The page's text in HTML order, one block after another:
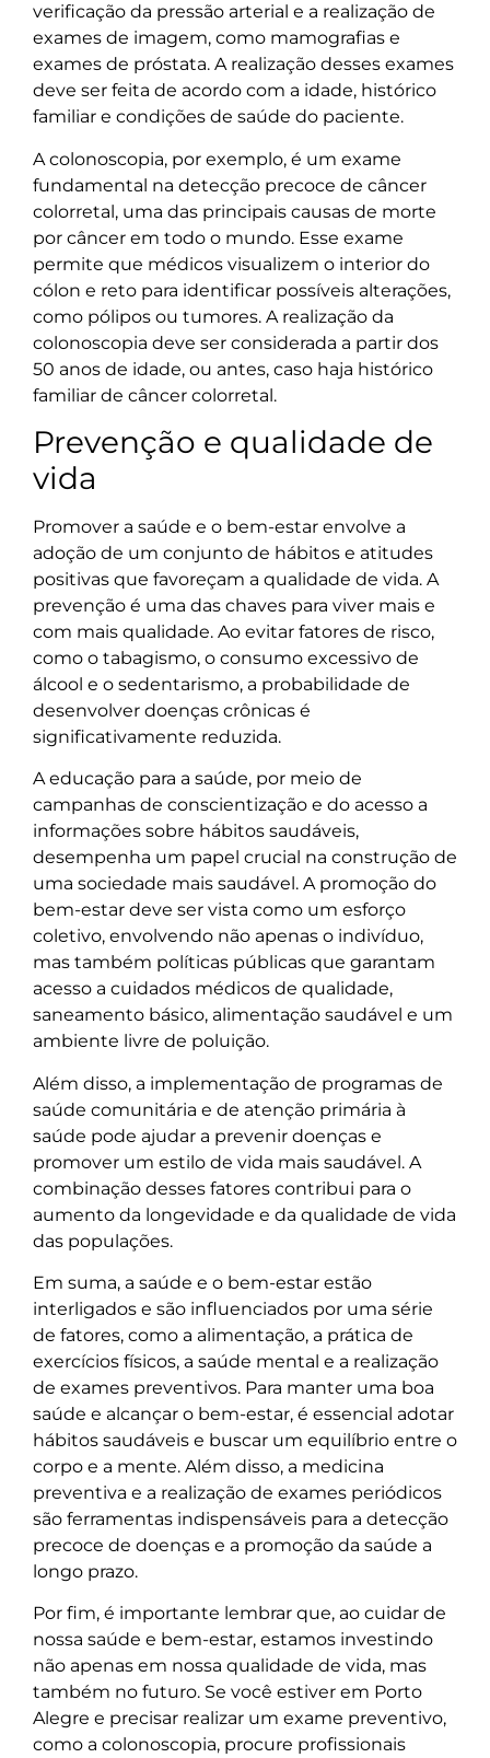
verificação da pressão arterial e a realização de
exames de imagem, como mamografias e
exames de próstata. A realização desses exames
deve ser feita de acordo com a idade, histórico
familiar e condições de saúde do paciente.
A colonoscopia, por exemplo, é um exame
fundamental na detecção precoce de câncer
colorretal, uma das principais causas de morte
por câncer em todo o mundo. Esse exame
permite que médicos visualizem o interior do
cólon e reto para identificar possíveis alterações,
como pólipos ou tumores. A realização da
colonoscopia deve ser considerada a partir dos
50 anos de idade, ou antes, caso haja histórico
familiar de câncer colorretal.
Prevenção e qualidade de
vida
Promover a saúde e o bem-estar envolve a
adoção de um conjunto de hábitos e atitudes
positivas que favoreçam a qualidade de vida. A
prevenção é uma das chaves para viver mais e
com mais qualidade. Ao evitar fatores de risco,
como o tabagismo, o consumo excessivo de
álcool e o sedentarismo, a probabilidade de
desenvolver doenças crônicas é
significativamente reduzida.
A educação para a saúde, por meio de
campanhas de conscientização e do acesso a
informações sobre hábitos saudáveis,
desempenha um papel crucial na construção de
uma sociedade mais saudável. A promoção do
bem-estar deve ser vista como um esforço
coletivo, envolvendo não apenas o indivíduo,
mas também políticas públicas que garantam
acesso a cuidados médicos de qualidade,
saneamento básico, alimentação saudável e um
ambiente livre de poluição.
Além disso, a implementação de programas de
saúde comunitária e de atenção primária à
saúde pode ajudar a prevenir doenças e
promover um estilo de vida mais saudável. A
combinação desses fatores contribui para o
aumento da longevidade e da qualidade de vida
das populações.
Em suma, a saúde e o bem-estar estão
interligados e são influenciados por uma série
de fatores, como a alimentação, a prática de
exercícios físicos, a saúde mental e a realização
de exames preventivos. Para manter uma boa
saúde e alcançar o bem-estar, é essencial adotar
hábitos saudáveis e buscar um equilíbrio entre o
corpo e a mente. Além disso, a medicina
preventiva e a realização de exames periódicos
são ferramentas indispensáveis para a detecção
precoce de doenças e a promoção da saúde a
longo prazo.
Por fim, é importante lembrar que, ao cuidar de
nossa saúde e bem-estar, estamos investindo
não apenas em nossa qualidade de vida, mas
também no futuro. Se você estiver em Porto
Alegre e precisar realizar um exame preventivo,
como a colonoscopia, procure profissionais